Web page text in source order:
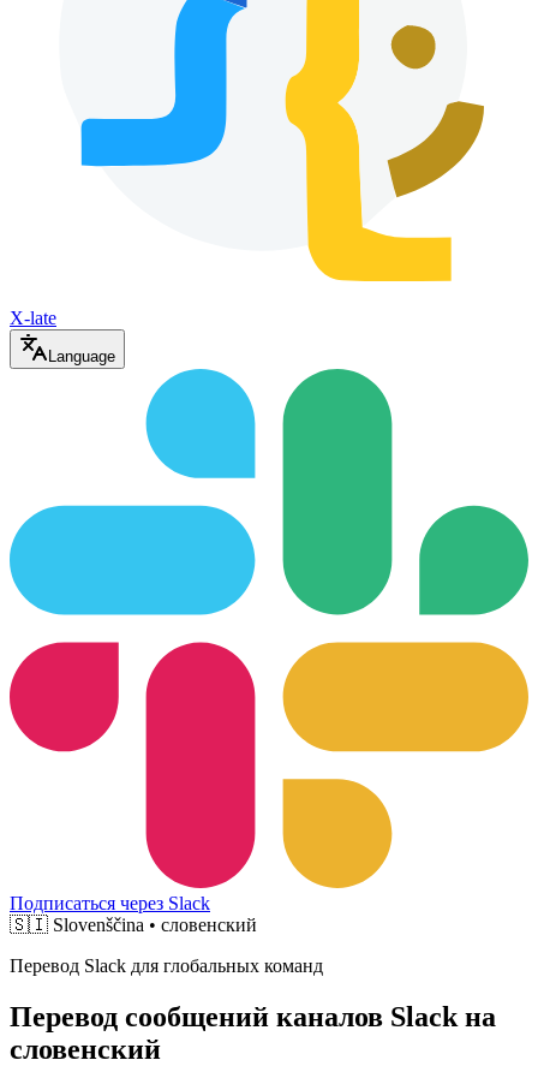
X-late
Language
Подписаться через Slack
🇸🇮 Slovenščina • словенский
Перевод Slack для глобальных команд
Перевод сообщений каналов Slack на
словенский